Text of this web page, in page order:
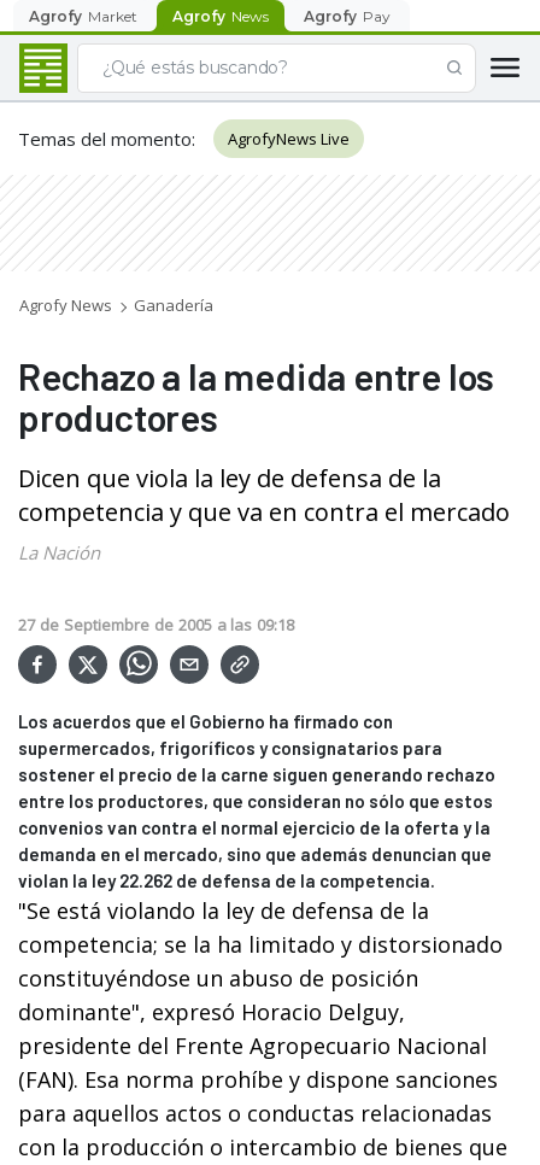
Agrofy Market Agrofy News Agrofy Pay
Temas del momento: AgrofyNews Live
Agrofy News Ganadería
Rechazo a la medida entre los
productores
Dicen que viola la ley de defensa de la
competencia y que va en contra el mercado
La Nación
27 de Septiembre de 2005 a las 09:18
Los acuerdos que el Gobierno ha firmado con
supermercados, frigoríficos y consignatarios para
sostener el precio de la carne siguen generando rechazo
entre los productores, que consideran no sólo que estos
convenios van contra el normal ejercicio de la oferta y la
demanda en el mercado, sino que además denuncian que
violan la ley 22.262 de defensa de la competencia.
"Se está violando la ley de defensa de la
competencia; se la ha limitado y distorsionado
constituyéndose un abuso de posición
dominante", expresó Horacio Delguy,
presidente del Frente Agropecuario Nacional
(FAN). Esa norma prohíbe y dispone sanciones
para aquellos actos o conductas relacionadas
con la producción o intercambio de bienes que